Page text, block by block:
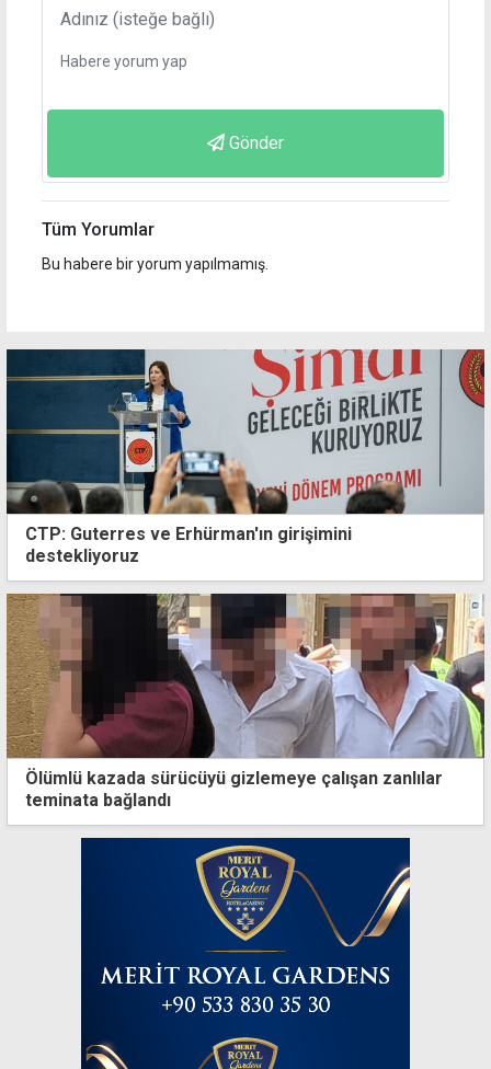
Gönder
Tüm Yorumlar
Bu habere bir yorum yapılmamış.
CTP: Guterres ve Erhürman'ın girişimini
destekliyoruz
Ölümlü kazada sürücüyü gizlemeye çalışan zanlılar
teminata bağlandı